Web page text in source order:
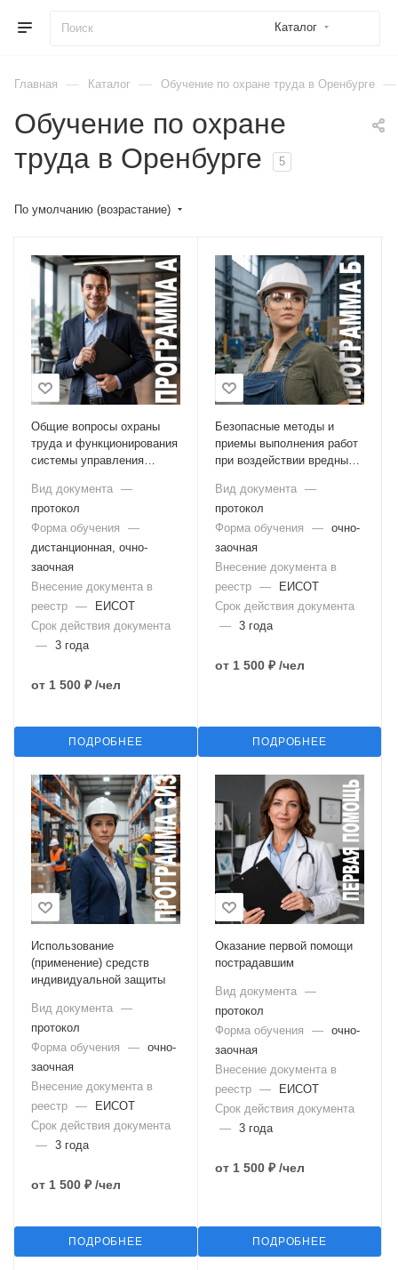
Каталог
Главная — Каталог — Обучение по охране труда в Оренбурге —
Обучение по охране
труда в Оренбурге
5
По умолчанию (возрастание)
Общие вопросы охраны
труда и функционирования
системы управления
Вид документа —
протокол
Форма обучения
—
дистанционная, очно-
заочная
Внесение документа в
реестр —
ЕИСОТ
Срок действия документа
— 3 года
от 1 500 ₽ /чел
ПОДРОБНЕЕ
Безопасные методы и
приемы выполнения работ
при воздействии вредных и
производственных
факторов, источников
опасности,
идентифицированных в
рамках специальной
оценки условий труда и
оценки профессиональных
рисков
Вид документа —
протокол
Форма обучения
— очно-
заочная
Внесение документа в
реестр —
ЕИСОТ
Срок действия документа
— 3 года
от 1 500 ₽ /чел
ПОДРОБНЕЕ
Использование
(применение) средств
индивидуальной защиты
Вид документа —
протокол
Форма обучения
— очно-
заочная
Внесение документа в
реестр —
ЕИСОТ
Срок действия документа
— 3 года
от 1 500 ₽ /чел
ПОДРОБНЕЕ
Оказание первой помощи
пострадавшим
Вид документа —
протокол
Форма обучения
— очно-
заочная
Внесение документа в
реестр —
ЕИСОТ
Срок действия документа
— 3 года
от 1 500 ₽ /чел
ПОДРОБНЕЕ